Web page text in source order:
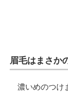
眉毛はまさか
濃いめのつけ